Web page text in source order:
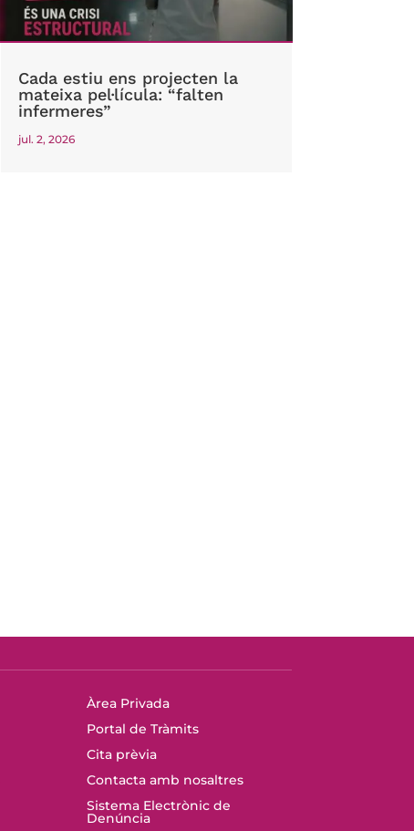
Cada estiu ens projecten la
mateixa pel·lícula: “falten
infermeres”
jul. 2, 2026
Àrea Privada
Portal de Tràmits
Cita prèvia
Contacta amb nosaltres
Sistema Electrònic de
Denúncia